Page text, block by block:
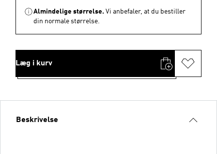
Almindelige størrelse. Vi anbefaler, at du bestiller
din normale størrelse.
Læg i kurv
Beskrivelse